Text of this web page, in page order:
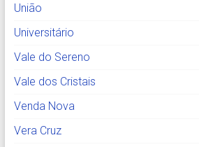
União
Universitário
Vale do Sereno
Vale dos Cristais
Venda Nova
Vera Cruz